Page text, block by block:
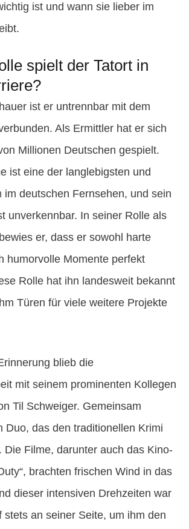
ist und wann sie lieber im
spielt der Tatort in
ist er untrennbar mit dem
Als Ermittler hat er sich
Millionen Deutschen gespielt.
ist eine der langlebigsten und
im deutschen Fernsehen, und sein
unverkennbar. In seiner Rolle als
er, dass er sowohl harte
humorvolle Momente perfekt
Rolle hat ihn landesweit bekannt
Türen für viele weitere Projekte
blieb die
mit seinem prominenten Kollegen
Til Schweiger. Gemeinsam
Duo, das den traditionellen Krimi
Die Filme, darunter auch das Kino-
brachten frischen Wind in das
dieser intensiven Drehzeiten war
stets an seiner Seite, um ihm den